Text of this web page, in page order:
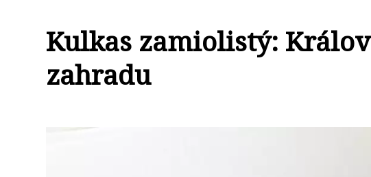
Kulkas zamiolistý:
zahradu